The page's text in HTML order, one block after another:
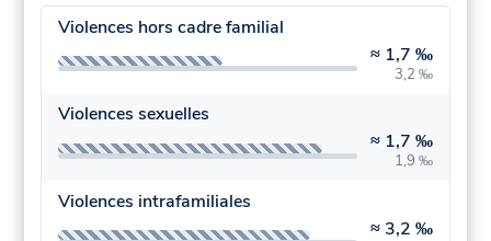
Violences hors cadre familial
≈ 1,7 ‰
3,2 ‰
Violences sexuelles
≈ 1,7 ‰
1,9 ‰
Violences intrafamiliales
≈ 3,2 ‰